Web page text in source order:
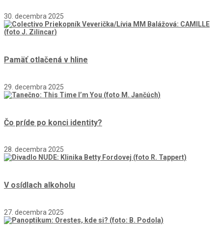
30. decembra 2025
Pamäť otlačená v hline
29. decembra 2025
Čo príde po konci identity?
28. decembra 2025
V osídlach alkoholu
27. decembra 2025